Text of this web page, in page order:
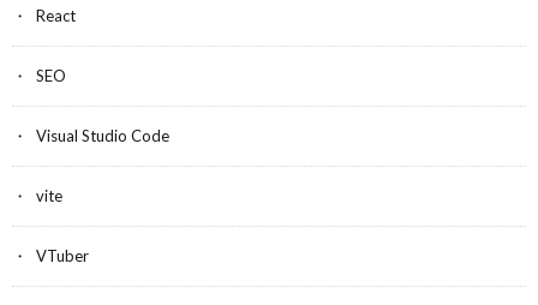
React
SEO
Visual Studio Code
vite
VTuber